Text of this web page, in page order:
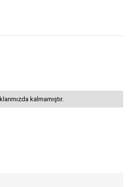
kalmamıştır.